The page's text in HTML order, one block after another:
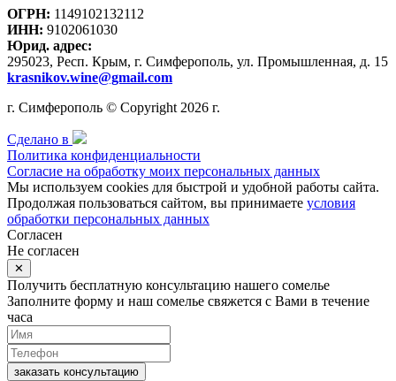
ОГРН: 1149102132112
ИНН: 9102061030
Юрид. адрес:
295023, Респ. Крым, г. Симферополь, ул. Промышленная, д. 15
krasnikov.wine@gmail.com
г. Симферополь © Copyright 2026 г.
Сделано в
Политика конфиденциальности
Согласие на обработку моих персональных данных
Мы используем cookies для быстрой и удобной работы сайта.
Продолжая пользоваться сайтом, вы принимаете условия
обработки персональных данных
Согласен
Не согласен
✕
Получить бесплатную консультацию нашего сомелье
Заполните форму и наш сомелье свяжется с Вами в течение
часа
заказать консультацию